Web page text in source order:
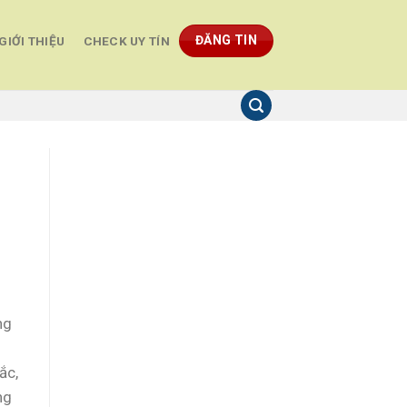
GIỚI THIỆU CHECK UY TÍN ĐĂNG TIN